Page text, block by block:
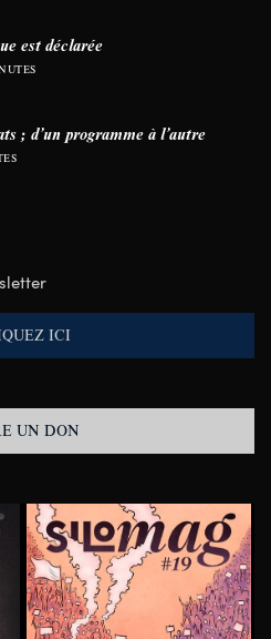
est déclarée
; d’un programme à l’autre
ICI
UN DON